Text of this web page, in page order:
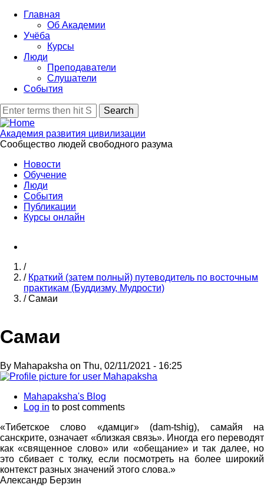
Skip
main
Главная
Об Академии
Учёба
Курсы
Люди
Преподаватели
Слушатели
События
Search
Академия развития цивилизации
Сообщество людей свободного разума
Новости
Обучение
Люди
События
Публикации
Курсы онлайн
Breadcrumb
/Home
/ Краткий (затем полный) путеводитель по восточным
практикам (Буддизму, Мудрости)
/ Самаи
Самаи
By Mahapaksha on Thu, 02/11/2021 - 16:25
Mahapaksha's Blog
Log in to post comments
«Тибетское слово «дамциг» (dam-tshig), самайя на
санскрите, означает «близкая связь». Иногда его переводят
как «священное слово» или «обещание» и так далее, но
это сбивает с толку, если посмотреть на более широкий
контекст разных значений этого слова.»
Александр Берзин